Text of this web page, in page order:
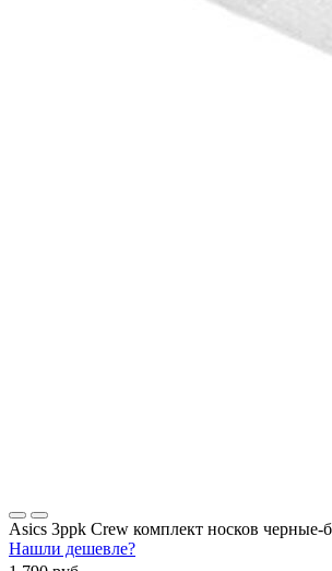
Asics 3ppk Crew комплект носков черные-
Нашли дешевле?